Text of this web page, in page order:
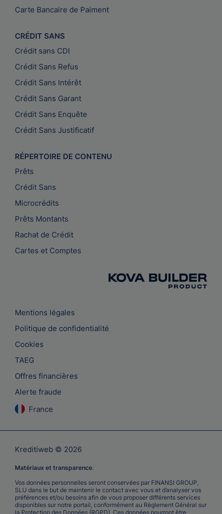
Carte Bancaire de Paiment
CRÉDIT SANS
Crédit sans CDI
Crédit Sans Refus
Crédit Sans Intérêt
Crédit Sans Garant
Crédit Sans Enquête
Crédit Sans Justificatif
RÉPERTOIRE DE CONTENU
Prêts
Crédit Sans
Microcrédits
Prêts Montants
Rachat de Crédit
Cartes et Comptes
Mentions légales
Politique de confidentialité
Cookies
TAEG
Offres financières
Alerte fraude
France
Kreditiweb © 2026
Matériaux et transparence.
Vos données personnelles seront conservées par FINANSI GROUP,
SLU dans le but de maintenir le contact avec vous et d’analyser vos
préférences et/ou besoins afin de vous proposer différents services
disponibles sur notre portail, conformément au Règlement Général sur
la Protection des Données (RGPD). Ces données pourront être